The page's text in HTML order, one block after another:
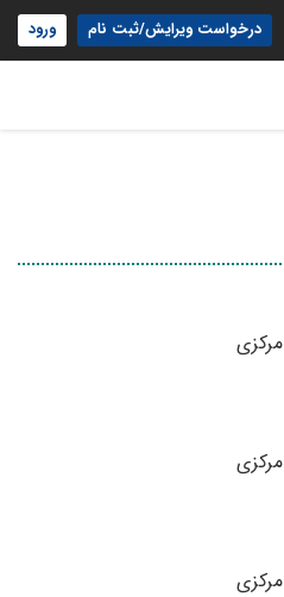
درخواست ویرایش/ثبت نام ورود
مرکزی
مرکزی
مرکزی